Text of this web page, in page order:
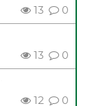
13 0
13 0
12 0